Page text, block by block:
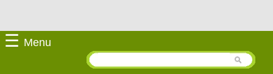
☰ Menu